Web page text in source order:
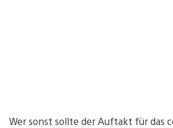
Wer sonst sollte der Auftakt für das